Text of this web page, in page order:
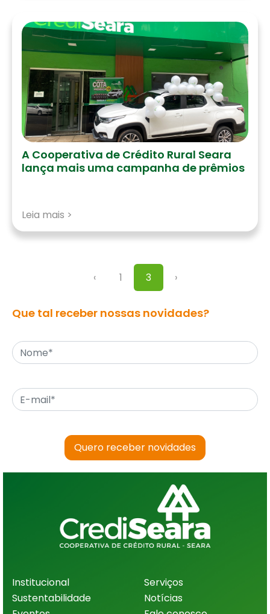
A Cooperativa de Crédito Rural Seara
lança mais uma campanha de prêmios
Leia mais >
‹ 1 3 ›
Que tal receber nossas novidades?
Quero receber novidades
Institucional
Sustentabilidade
Serviços
Notícias